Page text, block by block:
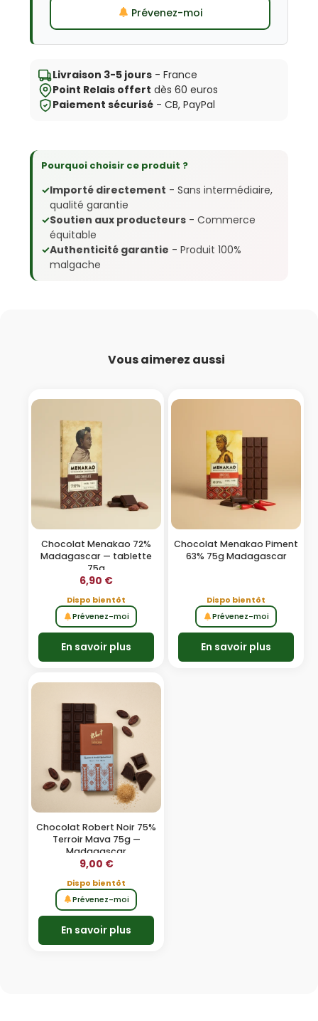
Prévenez-moi
Livraison 3-5 jours - France
Point Relais offert dès 60 euros
Paiement sécurisé - CB, PayPal
Pourquoi choisir ce produit ?
✓Importé directement - Sans intermédiaire,
qualité garantie
✓Soutien aux producteurs - Commerce
équitable
✓Authenticité garantie - Produit 100%
malgache
Vous aimerez aussi
Chocolat Menakao 72%
Madagascar — tablette
75g
6,90 €
Dispo bientôt
Prévenez-moi
En savoir plus
Chocolat Menakao Piment
63% 75g Madagascar
Dispo bientôt
Prévenez-moi
En savoir plus
Chocolat Robert Noir 75%
Terroir Mava 75g —
Madagascar
9,00 €
Dispo bientôt
Prévenez-moi
En savoir plus